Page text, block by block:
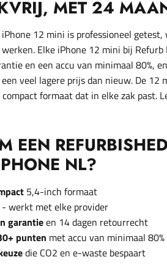
MET 24
12 mini is professioneel
Elke iPhone 12 mini bij
en een accu van minimaal 80%,
veel lagere prijs dan nieuw. De
formaat dat in elke zak past.
EEN
NL?
5,4-inch formaat
- werkt met elke provider
garantieen 14 dagen retourrecht
punten met accu van minimaal 80%
die CO2 en e-waste bespaart